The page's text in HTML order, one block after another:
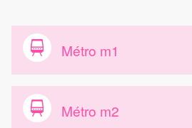
Métro m1
Métro m2